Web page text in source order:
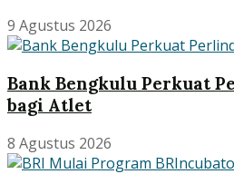
9 Agustus 2026
Bank Bengkulu Perkuat
bagi Atlet
8 Agustus 2026